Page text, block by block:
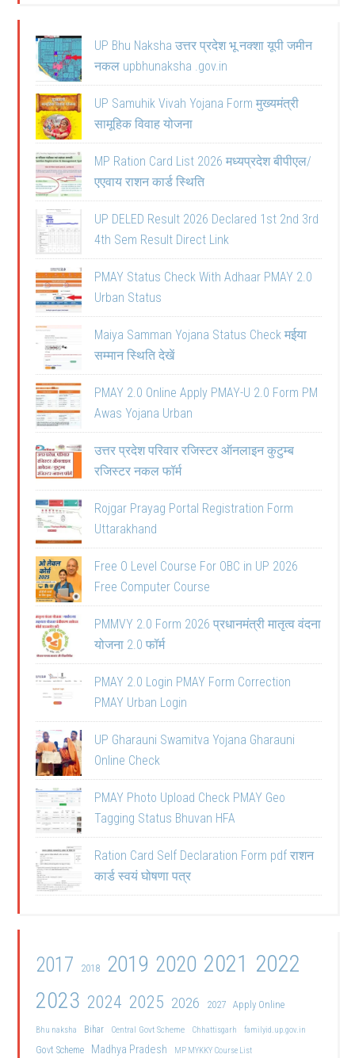
UP Bhu Naksha उत्तर प्रदेश भू नक्शा यूपी जमीन
नकल upbhunaksha .gov.in
UP Samuhik Vivah Yojana Form मुख्यमंत्री
सामूहिक विवाह योजना
MP Ration Card List 2026 मध्यप्रदेश बीपीएल/
एएवाय राशन कार्ड स्थिति
UP DELED Result 2026 Declared 1st 2nd 3rd
4th Sem Result Direct Link
PMAY Status Check With Adhaar PMAY 2.0
Urban Status
Maiya Samman Yojana Status Check मईया
सम्मान स्थिति देखें
PMAY 2.0 Online Apply PMAY-U 2.0 Form PM
Awas Yojana Urban
उत्तर प्रदेश परिवार रजिस्टर ऑनलाइन कुटुम्ब
रजिस्टर नकल फॉर्म
Rojgar Prayag Portal Registration Form
Uttarakhand
Free O Level Course For OBC in UP 2026
Free Computer Course
PMMVY 2.0 Form 2026 प्रधानमंत्री मातृत्व वंदना
योजना 2.0 फॉर्म
PMAY 2.0 Login PMAY Form Correction
PMAY Urban Login
UP Gharauni Swamitva Yojana Gharauni
Online Check
PMAY Photo Upload Check PMAY Geo
Tagging Status Bhuvan HFA
Ration Card Self Declaration Form pdf राशन
कार्ड स्वयं घोषणा पत्र
2017 2018 2019 2020 2021 2022
2023 2024 2025 2026 2027 Apply Online
Bhu naksha Bihar Central Govt Scheme Chhattisgarh familyid.up.gov.in
Govt Scheme Madhya Pradesh
MP MYKKY Course List